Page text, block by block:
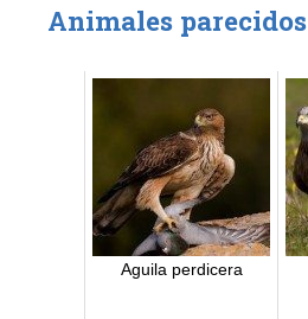
Animales parecidos
Aguila perdicera